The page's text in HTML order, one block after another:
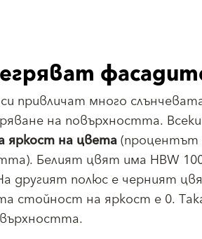
привличат много
на повърхността.
яркост на цвета(процентът
Белият цвят има HBW
другият полюс е черният
стойност на яркост е 0.